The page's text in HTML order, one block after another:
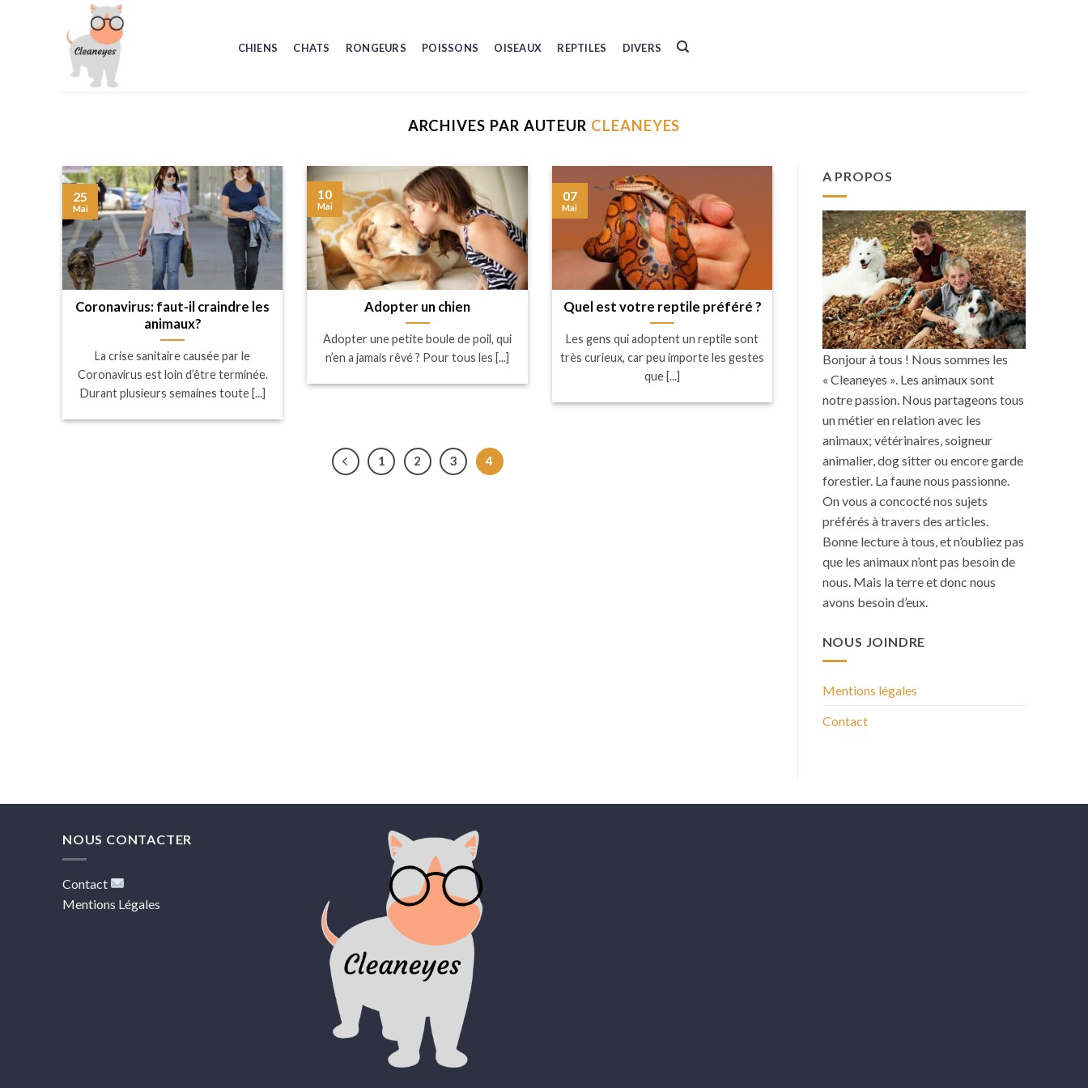
CHIENS CHATS RONGEURS POISSONS OISEAUX REPTILES DIVERS
ARCHIVES PAR AUTEUR CLEANEYES
Coronavirus: faut-il craindre les
animaux?
La crise sanitaire causée par le
Coronavirus est loin d’être terminée.
Durant plusieurs semaines toute [...]
25
Mai
Adopter un chien
Adopter une petite boule de poil, qui
n’en a jamais rêvé ? Pour tous les [...]
10
Mai
Quel est votre reptile préféré ?
Les gens qui adoptent un reptile sont
très curieux, car peu importe les gestes
que [...]
07
Mai
1 2 3 4
A PROPOS
Bonjour à tous ! Nous sommes les
« Cleaneyes ». Les animaux sont
notre passion. Nous partageons tous
un métier en relation avec les
animaux; vétérinaires, soigneur
animalier, dog sitter ou encore garde
forestier. La faune nous passionne.
On vous a concocté nos sujets
préférés à travers des articles.
Bonne lecture à tous, et n’oubliez pas
que les animaux n’ont pas besoin de
nous. Mais la terre et donc nous
avons besoin d’eux.
NOUS JOINDRE
Mentions légales
Contact
NOUS CONTACTER
Contact
Mentions Légales